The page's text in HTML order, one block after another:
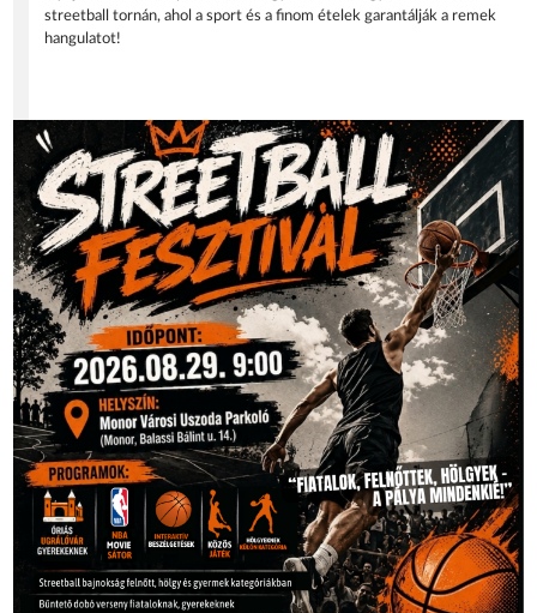
streetball tornán, ahol a sport és a finom ételek garantálják a remek
hangulatot!